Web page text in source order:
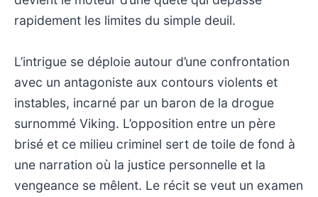
rapidement les limites du simple deuil.
L’intrigue se déploie autour d’une confrontation
avec un antagoniste aux contours violents et
instables, incarné par un baron de la drogue
surnommé Viking. L’opposition entre un père
brisé et ce milieu criminel sert de toile de fond à
une narration où la justice personnelle et la
vengeance se mêlent. Le récit se veut un examen